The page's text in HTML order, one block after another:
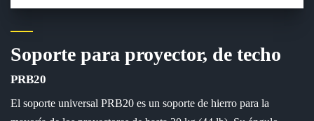
Soporte para proyector, de techo
PRB20
El soporte universal PRB20 es un soporte de hierro para la